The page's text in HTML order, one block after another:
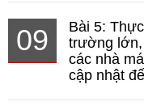
09
Bài 5:
trường lớn,
các nhà
cập nhật